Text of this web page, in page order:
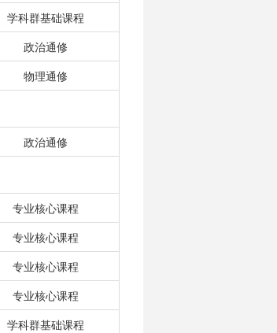
学科群基础课程
政治通修
物理通修
政治通修
专业核心课程
专业核心课程
专业核心课程
专业核心课程
学科群基础课程